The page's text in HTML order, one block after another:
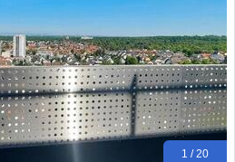
1 / 20